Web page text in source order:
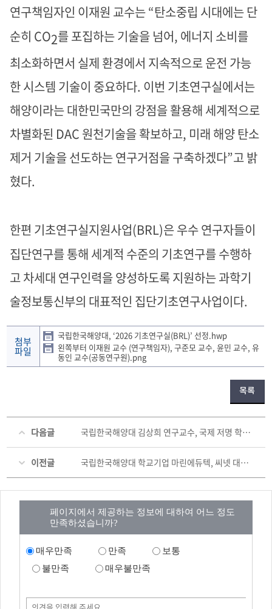
연구책임자인 이재원 교수는“탄소중립 시대에는 단
순히 CO2를 포집하는 기술을 넘어, 에너지 소비를
최소화하면서 실제 환경에서 지속적으로 운전 가능
한 시스템 기술이 중요하다. 이번 기초연구실에서는
해양이라는 대한민국만의 강점을 활용해 세계적으로
차별화된 DAC 원천기술을 확보하고, 미래 해양 탄소
제거 기술을 선도하는 연구거점을 구축하겠다”고 밝
혔다.
한편 기초연구실지원사업(BRL)은 우수 연구자들이
집단연구를 통해 세계적 수준의 기초연구를 수행하
고 차세대 연구인력을 양성하도록 지원하는 과학기
술정보통신부의 대표적인 집단기초연구사업이다.
첨부
파일
국립한국해양대, ‘2026 기초연구실(BRL)’ 선정.hwp
왼쪽부터 이재원 교수 (연구책임자), 구준모 교수, 윤민 교수, 유
동인 교수(공동연구원).png
목록
다음글 국립한국해양대 김상희 연구교수, 국제 저명 학술지 「Engineering Failure Analysis」 논문 게재
이전글 국립한국해양대 학교기업 마린에듀텍, 씨넷 대상 ‘해양기자재 OT 사이버보안 실무’ 교육
페이지에서 제공하는 정보에 대하여 어느 정도
만족하셨습니까?
매우만족 만족
보통
불만족
매우불만족